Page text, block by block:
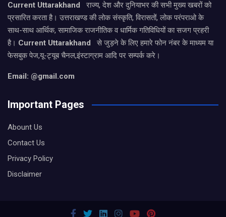
Current Uttarakhand
राज्य, देश और दुनियाभर की सभी मुख्य खबरों को
प्रसारित करता है। उत्तराखण्ड की लोक संस्कृति, विरासतों, लोक परंपराओ के
साथ-साथ आर्थिक, सामाजिक राजनीतिक व धार्मिक गतिविधियों का सजग प्रहरी
है। Current Uttarakhand
से जुड़ने के लिए हमारे फोन नंबर के माध्यम या
फेसबुक पेज,यू-ट्यूब चैनल,इंस्टाग्राम आदि पर सम्पर्क करे।
Email: @gmail.com
Important Pages
Abount Us
Contact Us
Privacy Policy
Disclaimer